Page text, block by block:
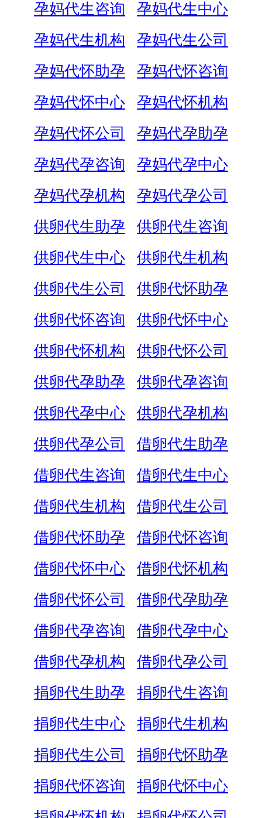
孕妈代生咨询
孕妈代生中心
孕妈代生机构
孕妈代生公司
孕妈代怀助孕
孕妈代怀咨询
孕妈代怀中心
孕妈代怀机构
孕妈代怀公司
孕妈代孕助孕
孕妈代孕咨询
孕妈代孕中心
孕妈代孕机构
孕妈代孕公司
供卵代生助孕
供卵代生咨询
供卵代生中心
供卵代生机构
供卵代生公司
供卵代怀助孕
供卵代怀咨询
供卵代怀中心
供卵代怀机构
供卵代怀公司
供卵代孕助孕
供卵代孕咨询
供卵代孕中心
供卵代孕机构
供卵代孕公司
借卵代生助孕
借卵代生咨询
借卵代生中心
借卵代生机构
借卵代生公司
借卵代怀助孕
借卵代怀咨询
借卵代怀中心
借卵代怀机构
借卵代怀公司
借卵代孕助孕
借卵代孕咨询
借卵代孕中心
借卵代孕机构
借卵代孕公司
捐卵代生助孕
捐卵代生咨询
捐卵代生中心
捐卵代生机构
捐卵代生公司
捐卵代怀助孕
捐卵代怀咨询
捐卵代怀中心